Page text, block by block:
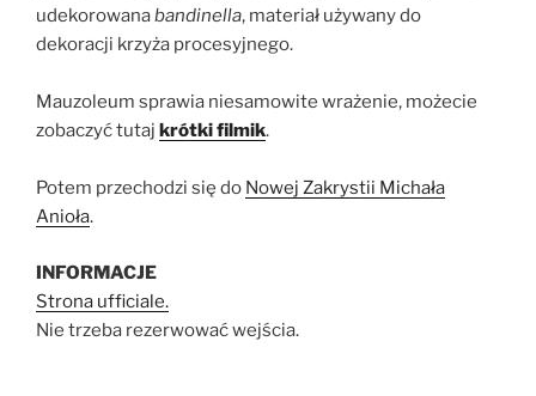
udekorowanabandinella, materiał używany do
dekoracji krzyża procesyjnego.
Mauzoleum sprawia niesamowite wrażenie, możecie
zobaczyć tutaj krótki filmik.
Potem przechodzi się do Nowej Zakrystii Michała
Anioła.
INFORMACJE
Strona ufficiale.
Nie trzeba rezerwować wejścia.